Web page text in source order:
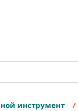
инструмент